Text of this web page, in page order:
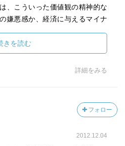
、こういった価値観の精神的な
嫌悪感か、経済に与えるマイナ
が期待できそうですね。その議
アイデアが生まれたりするかも
いきたいと思いました。
きを読む
詳細をみる
フォロー
2012.12.04